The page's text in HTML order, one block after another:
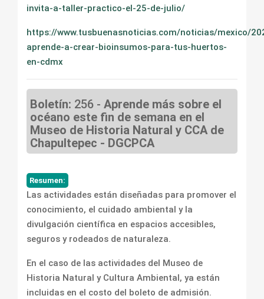
invita-a-taller-practico-el-25-de-julio/
https://www.tusbuenasnoticias.com/noticias/mexico/
aprende-a-crear-bioinsumos-para-tus-huertos-
en-cdmx
Boletín: 256 - Aprende más sobre el
océano este fin de semana en el
Museo de Historia Natural y CCA de
Chapultepec - DGCPCA
Resumen:
Las actividades están diseñadas para promover el
conocimiento, el cuidado ambiental y la
divulgación científica en espacios accesibles,
seguros y rodeados de naturaleza.
En el caso de las actividades del Museo de
Historia Natural y Cultura Ambiental, ya están
incluidas en el costo del boleto de admisión.